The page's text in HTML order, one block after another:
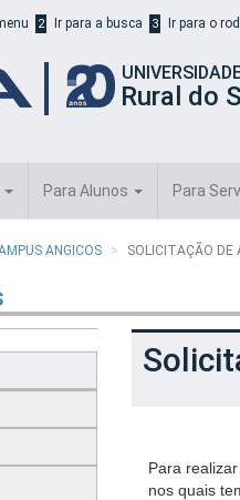
2 Ir para a busca 3 Ir para o
Rural do
Para Alunos Para
ANGICOS SOLICITAÇÃO DE
Para
nos quais